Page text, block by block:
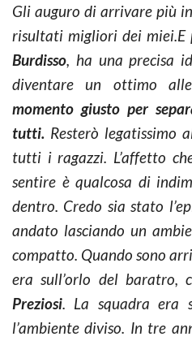
Gli auguro di arrivare più in
risultati migliori dei miei.E
Burdisso, ha una precisa
diventare un ottimo
momento giusto per
tutti. Resterò legatissimo
tutti i ragazzi. L’affetto
sentire è qualcosa di
dentro. Credo sia stato
andato lasciando un
compatto. Quando sono
era sull’orlo delbaratro,
Preziosi. La squadra era
l’ambiente diviso. In tre